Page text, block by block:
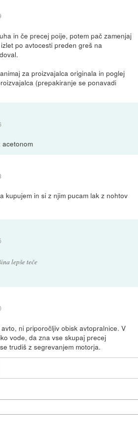
in če precej poije, potem pač zamenjaj
po avtocesti preden greš na
za proizvajalca originala in poglej
(prepakiranje se ponavadi
acetonom
kupujem in si z njim pucam lak z nohtov
lepše teče
ni priporočljiv obisk avtopralnice. V
vode, da zna vse skupaj precej
trudiš z segrevanjem motorja.